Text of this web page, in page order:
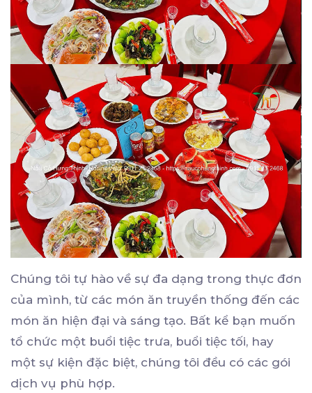
Chúng tôi tự hào về sự đa dạng trong thực đơn
của mình, từ các món ăn truyền thống đến các
món ăn hiện đại và sáng tạo. Bất kể bạn muốn
tổ chức một buổi tiệc trưa, buổi tiệc tối, hay
một sự kiện đặc biệt, chúng tôi đều có các gói
dịch vụ phù hợp.